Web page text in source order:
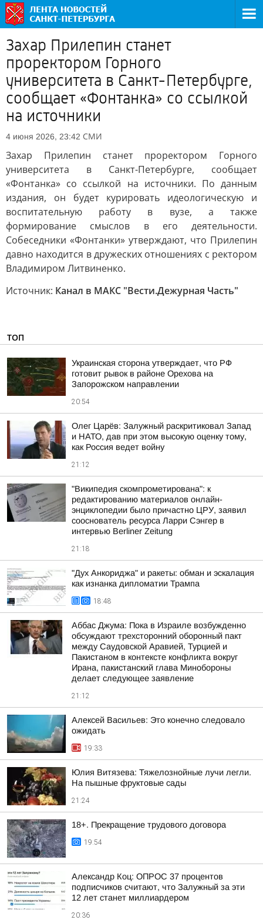
Захар Прилепин станет
проректором Горного
университета в Санкт-Петербурге,
сообщает «Фонтанка» со ссылкой
на источники
4 июня 2026, 23:42 СМИ
Захар Прилепин станет проректором Горного
университета в Санкт-Петербурге, сообщает
«Фонтанка» со ссылкой на источники. По данным
издания, он будет курировать идеологическую и
воспитательную работу в вузе, а также
формирование смыслов в его деятельности.
Собеседники «Фонтанки» утверждают, что Прилепин
давно находится в дружеских отношениях с ректором
Владимиром Литвиненко.
Источник: Канал в МАКС "Вести.Дежурная Часть"
ТОП
Украинская сторона утверждает, что РФ
готовит рывок в районе Орехова на
Запорожском направлении
20:54
Олег Царёв: Залужный раскритиковал Запад
и НАТО, дав при этом высокую оценку тому,
как Россия ведет войну
21:12
"Википедия скомпрометирована": к
редактированию материалов онлайн-
энциклопедии было причастно ЦРУ, заявил
сооснователь ресурса Ларри Сэнгер в
интервью Berliner Zeitung
21:18
"Дух Анкориджа" и ракеты: обман и эскалация
как изнанка дипломатии Трампа
18:48
Аббас Джума: Пока в Израиле возбужденно
обсуждают трехсторонний оборонный пакт
между Саудовской Аравией, Турцией и
Пакистаном в контексте конфликта вокруг
Ирана, пакистанский глава Минобороны
делает следующее заявление
21:12
Алексей Васильев: Это конечно следовало
ожидать
19:33
Юлия Витязева: Тяжелознойные лучи легли.
На пышные фруктовые сады
21:24
18+. Прекращение трудового договора
19:54
Александр Коц: ОПРОС 37 процентов
подписчиков считают, что Залужный за эти
12 лет станет миллиардером
20:36